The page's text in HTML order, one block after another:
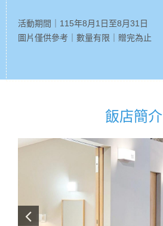
活動期間｜115年8月1日至8月31日
圖片僅供參考｜數量有限｜贈完為止
飯店簡介